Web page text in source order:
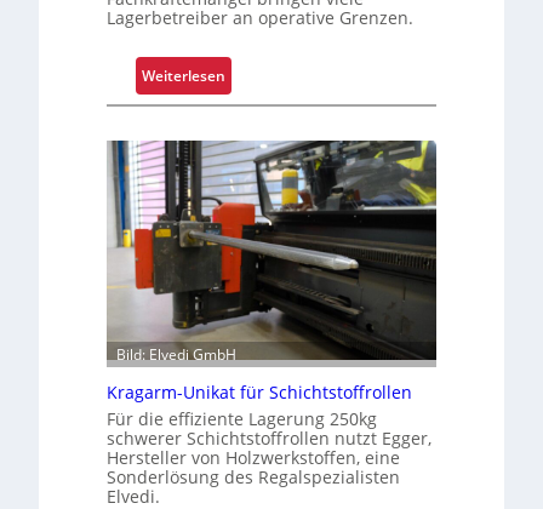
Lagerbetreiber an operative Grenzen.
Weiterlesen
W
r
u
m
r
e
i
f
e
k
o
m
p
Bild: Elvedi GmbH
Kragarm-Unikat für Schichtstoffrollen
Für die effiziente Lagerung 250kg
schwerer Schichtstoffrollen nutzt Egger,
Hersteller von Holzwerkstoffen, eine
Sonderlösung des Regalspezialisten
Elvedi.